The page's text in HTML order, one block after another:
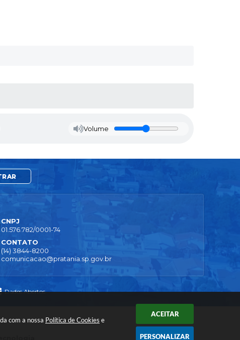
com a nossa Política de Cookies e
ACEITAR
PERSONALIZAR
Volume
CONTATO
(14) 3844-8200
comunicacao@pratania.sp.gov.br
CNPJ
01.576.782/0001-74
Dados Abertos